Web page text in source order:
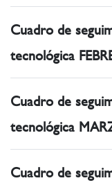
Cuadro de
tecnológica
Cuadro de
tecnológica
Cuadro de